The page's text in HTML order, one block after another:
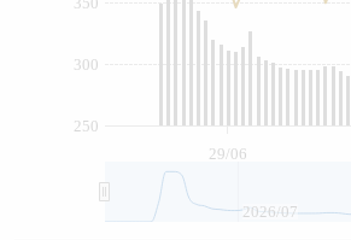
29/06
250
300
2026/07